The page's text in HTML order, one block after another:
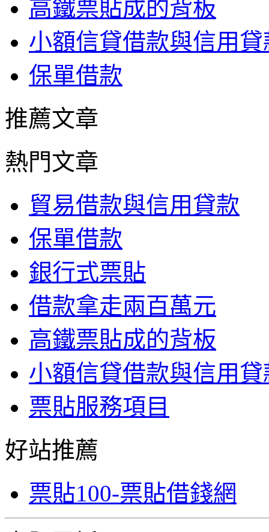
高鐵票貼成的背板
小額信貸借款與信用貸
保單借款
推薦文章
熱門文章
貿易借款與信用貸款
保單借款
銀行式票貼
借款拿走兩百萬元
高鐵票貼成的背板
小額信貸借款與信用貸
票貼服務項目
好站推薦
票貼100-票貼借錢網